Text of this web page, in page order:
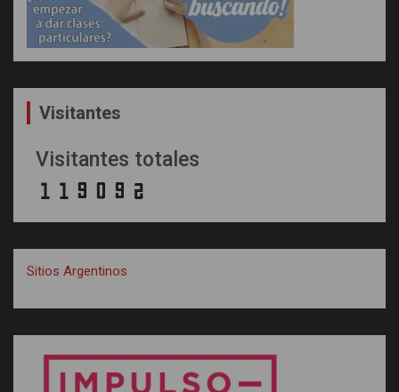
Visitantes
Visitantes totales
Sitios Argentinos